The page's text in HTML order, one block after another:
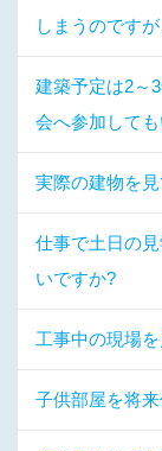
しまうのです
建築予定は2～
会へ参加して
実際の建物を
仕事で土日の
いですか?
工事中の現場
子供部屋を将